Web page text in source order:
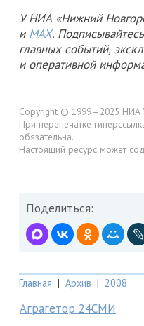
У НИА «Нижний
и MAX.
главных событий,
и оперативной
Copyright © 1999—2025 НИА
При перепечатке
обязательна.
Настоящий ресурс может
Поделиться:
Главная | Архив | 2008
Аграгетор 24СМИ